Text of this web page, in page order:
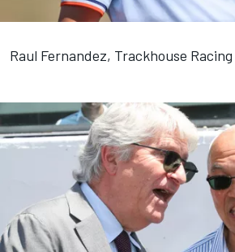
Raul Fernandez, Trackhouse Racing